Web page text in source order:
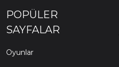
POPÜLER
SAYFALAR
Oyunlar